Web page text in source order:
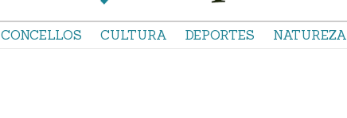
CONCELLOS CULTURA DEPORTES NATUREZA